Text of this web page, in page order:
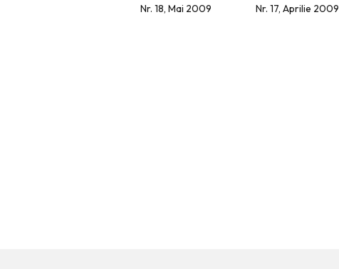
Nr. 18, Mai 2009 Nr. 17, Aprilie 2009